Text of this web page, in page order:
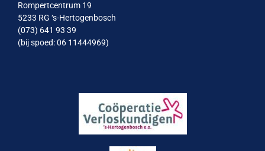
Rompertcentrum 19
5233 RG ‘s-Hertogenbosch
(073) 641 93 39
(bij spoed: 06 11444969)